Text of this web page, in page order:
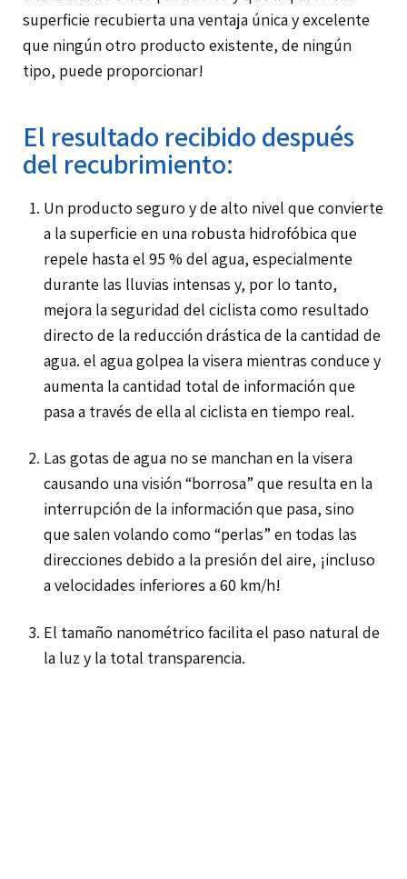
superficie recubierta una ventaja única y excelente
que ningún otro producto existente, de ningún
tipo, puede proporcionar!
El resultado recibido después
del recubrimiento:
Un producto seguro y de alto nivel que convierte
a la superficie en una robusta hidrofóbica que
repele hasta el 95 % del agua, especialmente
durante las lluvias intensas y, por lo tanto,
mejora la seguridad del ciclista como resultado
directo de la reducción drástica de la cantidad de
agua. el agua golpea la visera mientras conduce y
aumenta la cantidad total de información que
pasa a través de ella al ciclista en tiempo real.
Las gotas de agua no se manchan en la visera
causando una visión “borrosa” que resulta en la
interrupción de la información que pasa, sino
que salen volando como “perlas” en todas las
direcciones debido a la presión del aire, ¡incluso
a velocidades inferiores a 60 km/h!
El tamaño nanométrico facilita el paso natural de
la luz y la total transparencia.